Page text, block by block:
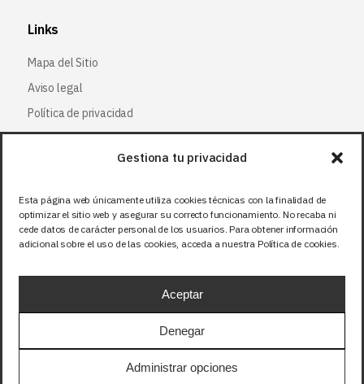
Gestiona tu privacidad
Esta página web únicamente utiliza cookies técnicas con la finalidad de
optimizar el sitio web y asegurar su correcto funcionamiento. No recaba ni
cede datos de carácter personal de los usuarios. Para obtener información
adicional sobre el uso de las cookies, acceda a nuestra Política de cookies.
Aceptar
Denegar
Administrar opciones
Links
Mapa del Sitio
Aviso legal
Política de privacidad
Política de cookies
Síguenos
Facebook
X (Twitter)
Instagram
Precios sin IVA (21%). Tasa RAEE incluida en